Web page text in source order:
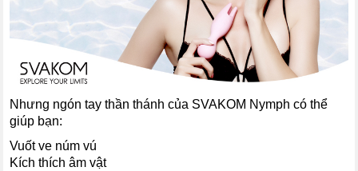
Nhưng ngón tay thần thánh của SVAKOM Nymph có thể
giúp bạn:
Vuốt ve núm vú
Kích thích âm vật